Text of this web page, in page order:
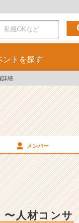
ント を探す
詳細
メンバー
〜人材コンサ